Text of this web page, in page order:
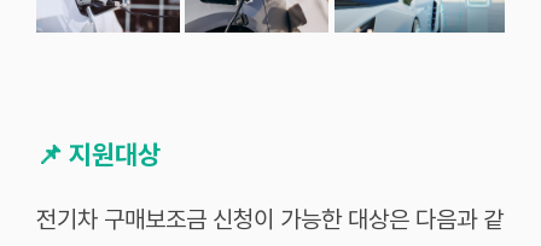
📌 지원대상
전기차 구매보조금 신청이 가능한 대상은 다음과 같